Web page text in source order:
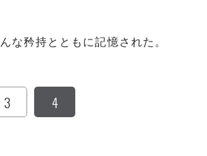
な矜持とともに記憶された。
3 4